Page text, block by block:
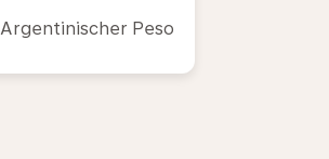
Argentinischer Peso